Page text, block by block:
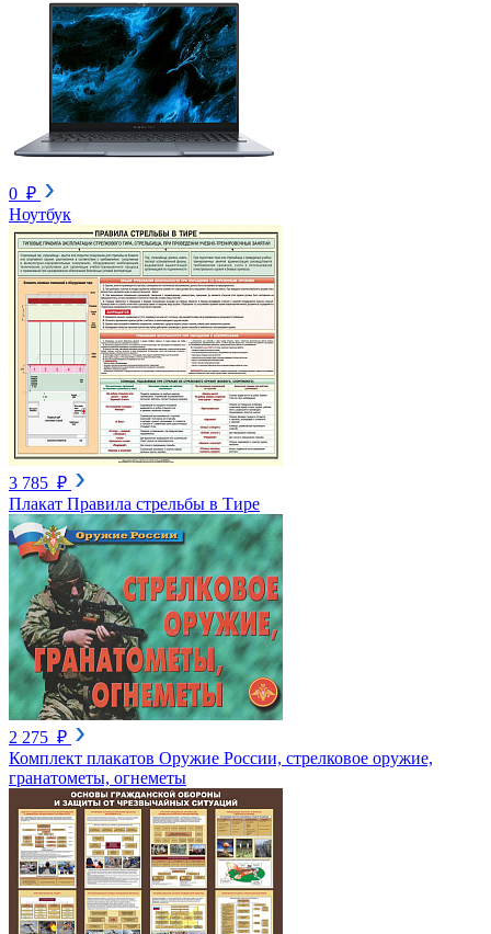
0 ₽
Ноутбук
3 785 ₽
Плакат Правила стрельбы в Тире
2 275 ₽
Комплект плакатов Оружие России, стрелковое оружие,
гранатометы, огнеметы